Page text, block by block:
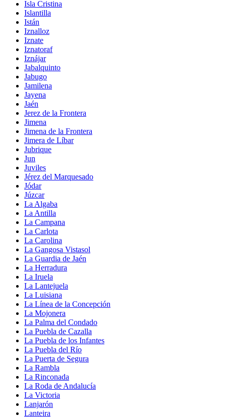
Isla Cristina
Islantilla
Istán
Iznalloz
Iznate
Iznatoraf
Iznájar
Jabalquinto
Jabugo
Jamilena
Jayena
Jaén
Jerez de la Frontera
Jimena
Jimena de la Frontera
Jimera de Líbar
Jubrique
Jun
Juviles
Jérez del Marquesado
Jódar
Júzcar
La Algaba
La Antilla
La Campana
La Carlota
La Carolina
La Gangosa Vistasol
La Guardia de Jaén
La Herradura
La Iruela
La Lantejuela
La Luisiana
La Línea de la Concepción
La Mojonera
La Palma del Condado
La Puebla de Cazalla
La Puebla de los Infantes
La Puebla del Río
La Puerta de Segura
La Rambla
La Rinconada
La Roda de Andalucía
La Victoria
Lanjarón
Lanteira